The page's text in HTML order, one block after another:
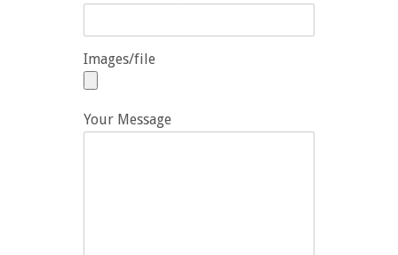
Images/file
Your Message